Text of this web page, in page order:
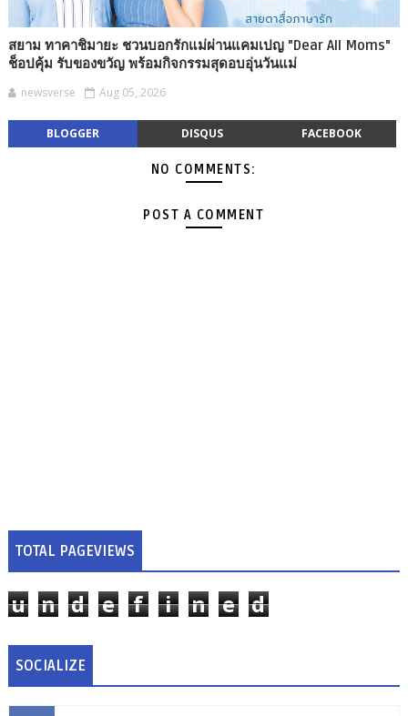
สยาม ทาคาชิมายะ ชวนบอกรักแม่ผ่านแคมเปญ "Dear All Moms"
ช็อปคุ้ม รับของขวัญ พร้อมกิจกรรมสุดอบอุ่นวันแม่
newsverse Aug 05, 2026
BLOGGER DISQUS FACEBOOK
NO COMMENTS:
POST A COMMENT
TOTAL PAGEVIEWS
u n d e f i n e d
SOCIALIZE